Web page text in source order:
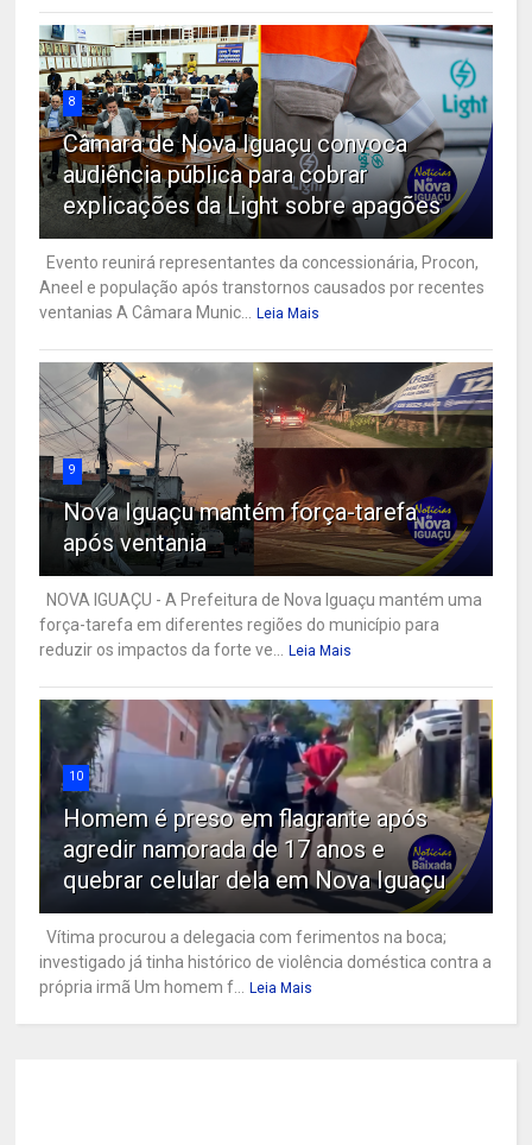
8
Câmara de Nova Iguaçu convoca
audiência pública para cobrar
explicações da Light sobre apagões
Evento reunirá representantes da concessionária, Procon,
Aneel e população após transtornos causados por recentes
ventanias A Câmara Munic...
Leia Mais
9
Nova Iguaçu mantém força-tarefa
após ventania
NOVA IGUAÇU - A Prefeitura de Nova Iguaçu mantém uma
força-tarefa em diferentes regiões do município para
reduzir os impactos da forte ve...
Leia Mais
10
Homem é preso em flagrante após
agredir namorada de 17 anos e
quebrar celular dela em Nova Iguaçu
Vítima procurou a delegacia com ferimentos na boca;
investigado já tinha histórico de violência doméstica contra a
própria irmã Um homem f...
Leia Mais